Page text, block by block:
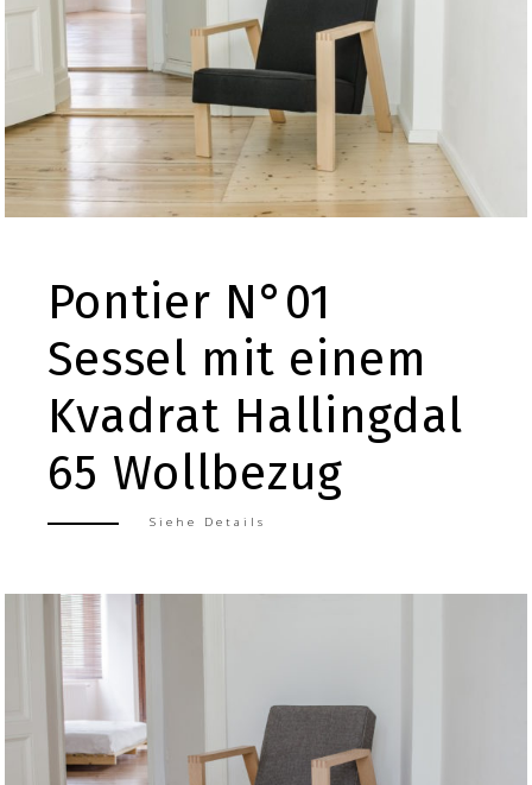
Pontier N°01
Sessel mit einem
Kvadrat Hallingdal
65 Wollbezug
Siehe Details